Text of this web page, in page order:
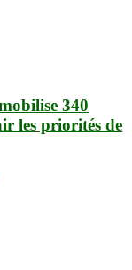
340
les priorités de